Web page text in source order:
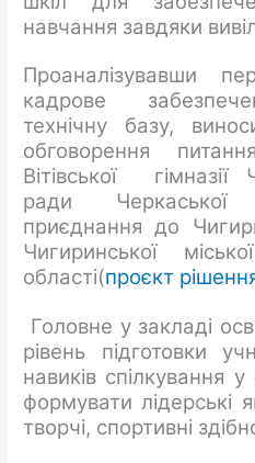
навчання завдяки
Проаналізувавши
кадрове
технічну базу,
обговорення
Вітівської гімназії
ради
приєднання до
Чигиринської
області(проєкт
Головне у закладі
рівень підготовки
навиків спілкування у
формувати лідерські
творчі, спортивні